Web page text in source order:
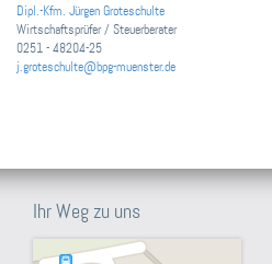
Dipl.-Kfm. Jürgen Groteschulte
Wirtschaftsprüfer / Steuerberater
0251 - 48204-25
j.groteschulte@bpg-muenster.de
Ihr Weg zu uns